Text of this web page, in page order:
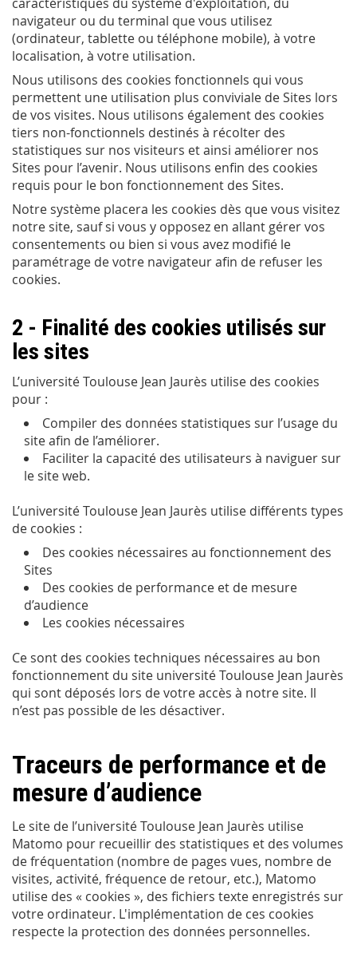
navigateur ou du terminal que vous utilisez
(ordinateur, tablette ou téléphone mobile), à votre
localisation, à votre utilisation.
Nous utilisons des cookies fonctionnels qui vous
permettent une utilisation plus conviviale de Sites lors
de vos visites. Nous utilisons également des cookies
tiers non-fonctionnels destinés à récolter des
statistiques sur nos visiteurs et ainsi améliorer nos
Sites pour l’avenir. Nous utilisons enfin des cookies
requis pour le bon fonctionnement des Sites.
Notre système placera les cookies dès que vous visitez
notre site, sauf si vous y opposez en allant gérer vos
consentements ou bien si vous avez modifié le
paramétrage de votre navigateur afin de refuser les
cookies.
2 - Finalité des cookies utilisés sur
les sites
L’université Toulouse Jean Jaurès utilise des cookies
pour :
Compiler des données statistiques sur l’usage du
site afin de l’améliorer.
Faciliter la capacité des utilisateurs à naviguer sur
le site web.
L’université Toulouse Jean Jaurès utilise différents types
de cookies :
Des cookies nécessaires au fonctionnement des
Sites
Des cookies de performance et de mesure
d’audience
Les cookies nécessaires
Ce sont des cookies techniques nécessaires au bon
fonctionnement du site université Toulouse Jean Jaurès
qui sont déposés lors de votre accès à notre site. Il
n’est pas possible de les désactiver.
Traceurs de performance et de
mesure d’audience
Le site de l’université Toulouse Jean Jaurès utilise
Matomo pour recueillir des statistiques et des volumes
de fréquentation (nombre de pages vues, nombre de
visites, activité, fréquence de retour, etc.), Matomo
utilise des « cookies », des fichiers texte enregistrés sur
votre ordinateur. L'implémentation de ces cookies
respecte la protection des données personnelles.